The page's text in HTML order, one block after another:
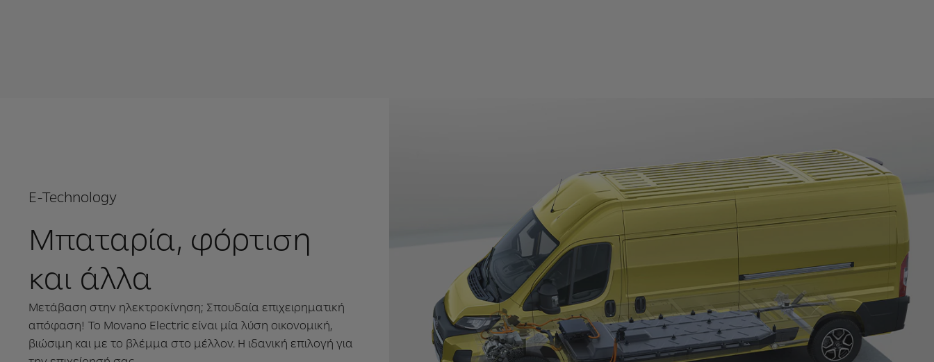
E-Technology
Μπαταρία, φόρτιση
και άλλα
Μετάβαση στην ηλεκτροκίνηση; Σπουδαία επιχειρηματική
απόφαση! Το Movano Electric είναι μία λύση οικονομική,
βιώσιμη και με το βλέμμα στο μέλλον. Η ιδανική επιλογή για